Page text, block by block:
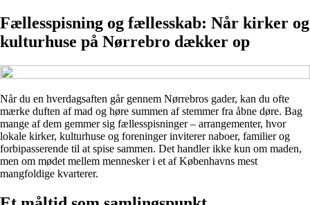
Fællesspisning og fællesskab: Når kirker og
kulturhuse på Nørrebro dækker op
Når du en hverdagsaften går gennem Nørrebros gader, kan du ofte
mærke duften af mad og høre summen af stemmer fra åbne døre. Bag
mange af dem gemmer sig fællesspisninger – arrangementer, hvor
lokale kirker, kulturhuse og foreninger inviterer naboer, familier og
forbipasserende til at spise sammen. Det handler ikke kun om maden,
men om mødet mellem mennesker i et af Københavns mest
mangfoldige kvarterer.